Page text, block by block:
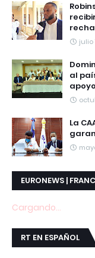
julio
al
La
EURONEWS |
Cargando...
RT EN ESPAÑOL